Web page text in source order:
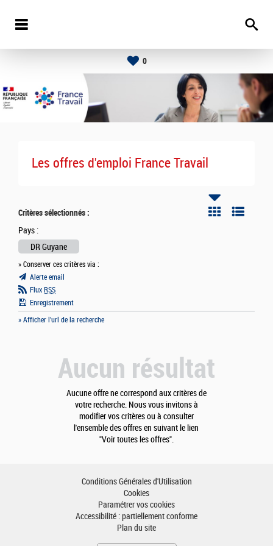
0
Les offres d'emploi France Travail
Critères sélectionnés :
Pays :
DR Guyane
» Conserver ces critères via :
Alerte email
Flux RSS
Enregistrement
» Afficher l'url de la recherche
Aucun résultat
Aucune offre ne correspond aux critères de
votre recherche. Nous vous invitons à
modifier vos critères ou à consulter
l'ensemble des offres en suivant le lien
"Voir toutes les offres".
Conditions Générales d'Utilisation
Cookies
Paramétrer vos cookies
Accessibilité : partiellement conforme
Plan du site